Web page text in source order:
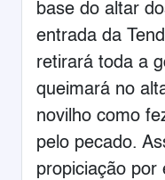
base do altar
entrada da
retirará toda a
queimará no
novilho como
pelo pecado.
propiciação por